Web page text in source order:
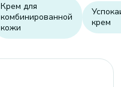
Крем для
комбинированной
кожи
крем